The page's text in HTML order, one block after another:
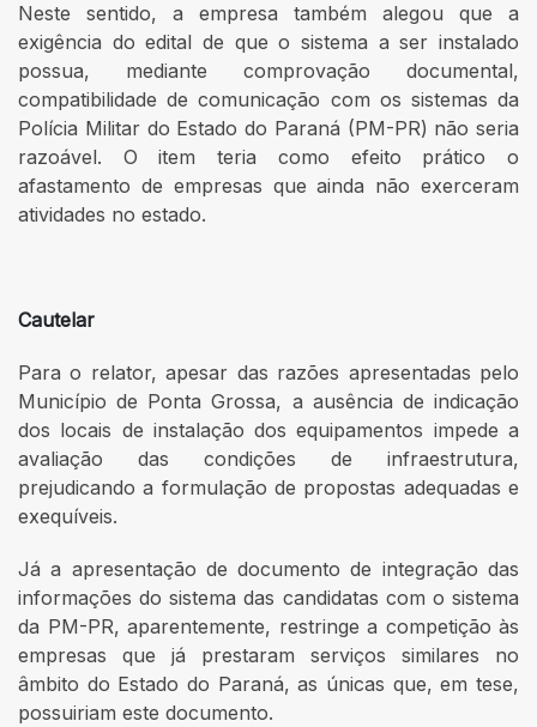
Neste sentido, a empresa também alegou que a
exigência do edital de que o sistema a ser instalado
possua, mediante comprovação documental,
compatibilidade de comunicação com os sistemas da
Polícia Militar do Estado do Paraná (PM-PR) não seria
razoável. O item teria como efeito prático o
afastamento de empresas que ainda não exerceram
atividades no estado.
Cautelar
Para o relator, apesar das razões apresentadas pelo
Município de Ponta Grossa, a ausência de indicação
dos locais de instalação dos equipamentos impede a
avaliação das condições de infraestrutura,
prejudicando a formulação de propostas adequadas e
exequíveis.
Já a apresentação de documento de integração das
informações do sistema das candidatas com o sistema
da PM-PR, aparentemente, restringe a competição às
empresas que já prestaram serviços similares no
âmbito do Estado do Paraná, as únicas que, em tese,
possuiriam este documento.